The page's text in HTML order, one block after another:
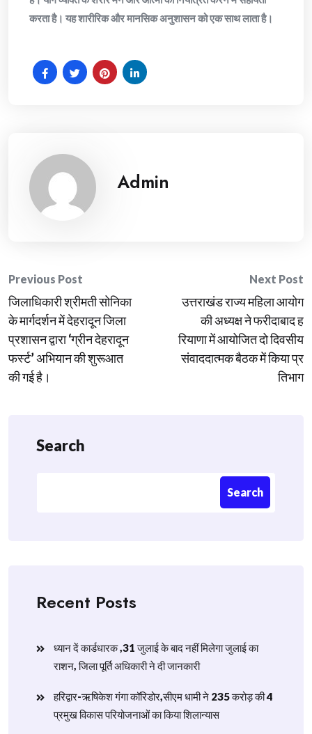
करता है। यह शारीरिक और मानसिक अनुशासन को एक साथ लाता है।
Admin
Post
navigation
Previous Post
जिलाधिकारी श्रीमती सोनिका
के मार्गदर्शन में देहरादून जिला
प्रशासन द्वारा ‘ग्रीन देहरादून
फर्स्ट’ अभियान की शुरूआत
की गई है।
Next Post
उत्तराखंड राज्य महिला आयोग
की अध्यक्ष ने फरीदाबाद ह
रियाणा में आयोजित दो दिवसीय
संवाददात्मक बैठक में किया प्र
तिभाग
Search
Search
Recent Posts
ध्यान दें कार्डधारक ,31 जुलाई के बाद नहीं मिलेगा जुलाई का
राशन, जिला पूर्ति अधिकारी ने दी जानकारी
हरिद्वार-ऋषिकेश गंगा कॉरिडोर,सीएम धामी ने 235 करोड़ की 4
प्रमुख विकास परियोजनाओं का किया शिलान्यास